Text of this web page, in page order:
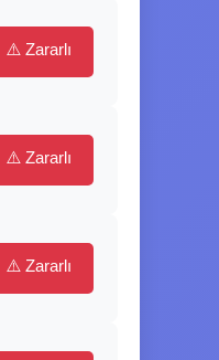
⚠️ Zararlı
⚠️ Zararlı
⚠️ Zararlı